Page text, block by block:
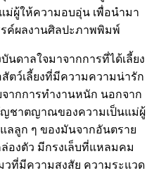
ผู้ให้ความอบอุ่น เพื่อนำมา
รค์ผลงานศิลปะภาพพิมพ์
นดาลใจมาจากการที่ได้เลี้ยง
ตว์เลี้ยงที่มีความความน่ารัก
ากการทำงานหนัก นอกจาก
ชาตญาณของความเป็นแม่ผู้
ลลูก ๆ ของมันจากอันตราย
ล่องตัว มีกรงเล็บที่แหลมคม
ที่มีความสงสัย ความระแวด